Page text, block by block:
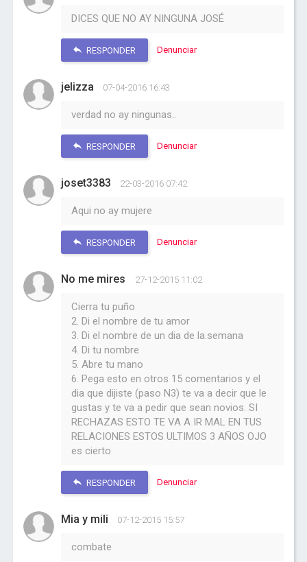
DICES QUE NO AY NINGUNA JOSÉ
RESPONDER Denunciar
jelizza 07-04-2016 16:43
verdad no ay ningunas..
RESPONDER Denunciar
joset3383 22-03-2016 07:42
Aqui no ay mujere
RESPONDER Denunciar
No me mires 27-12-2015 11:02
Cierra tu puño
2. Di el nombre de tu amor
3. Di el nombre de un dia de la.semana
4. Di tu nombre
5. Abre tu mano
6. Pega esto en otros 15 comentarios y el
dia que dijiste (paso N3) te va a decir que le
gustas y te va a pedir que sean novios. SI
RECHAZAS ESTO TE VA A IR MAL EN TUS
RELACIONES ESTOS ULTIMOS 3 AÑOS OJO
es cierto
RESPONDER Denunciar
Mia y mili 07-12-2015 15:57
combate